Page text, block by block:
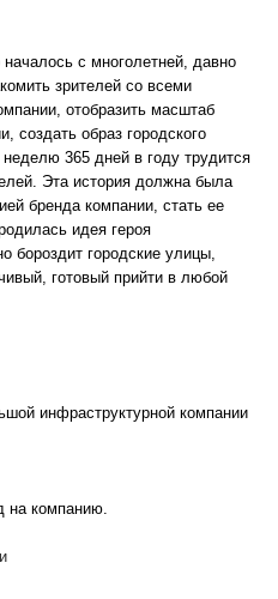
с многолетней, давно
зрителей со всеми
отобразить масштаб
создать образ городского
365 дней в году трудится
Эта история должна была
бренда компании, стать ее
идея героя
бороздит городские улицы,
готовый прийти в любой
инфраструктурной компании
на компанию.